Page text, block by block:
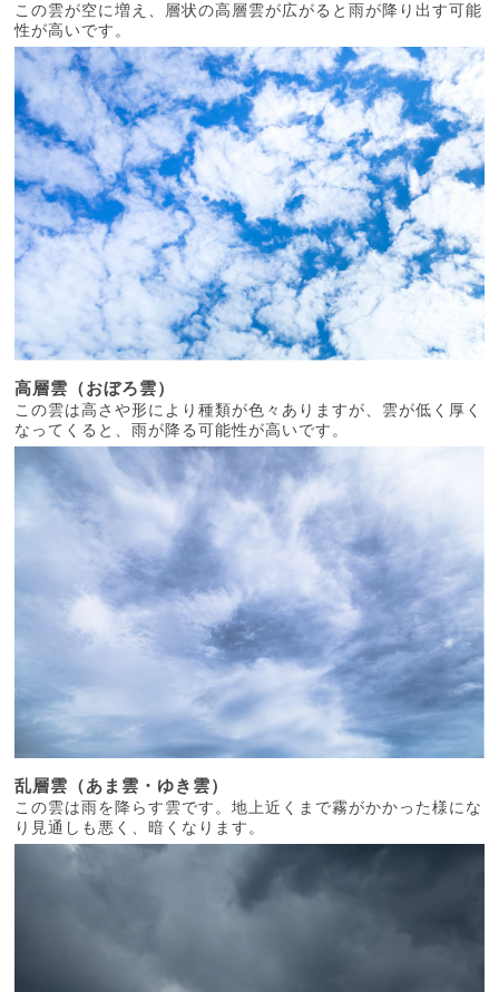
この雲が空に増え、層状の高層雲が広がると雨が降り出す可能
性が高いです。
高層雲（おぼろ雲）
この雲は高さや形により種類が色々ありますが、雲が低く厚く
なってくると、雨が降る可能性が高いです。
乱層雲（あま雲・ゆき雲）
この雲は雨を降らす雲です。地上近くまで霧がかかった様にな
り見通しも悪く、暗くなります。